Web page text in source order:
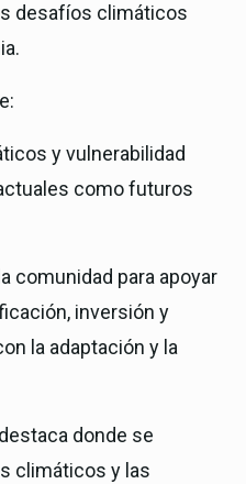
desafíos climáticos
y vulnerabilidad
como futuros
comunidad para apoyar
inversión y
la adaptación y la
donde se
climáticos y las